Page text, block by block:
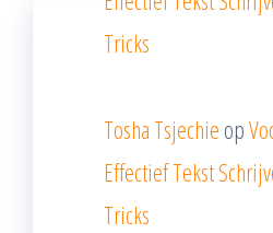
Tricks
Tosha Tsjechie op
Effectief Tekst
Tricks